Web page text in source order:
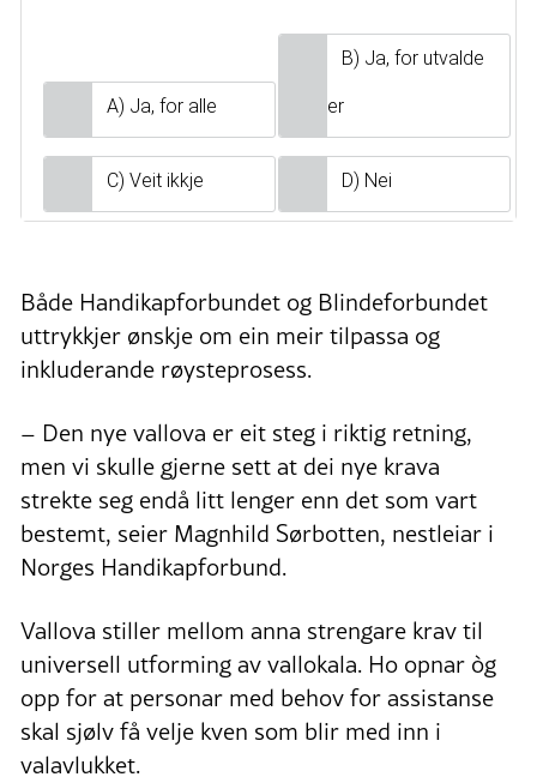
A) Ja, for alle
B) Ja, for utvalde
grupper
C) Veit ikkje D) Nei
Både Handikapforbundet og Blindeforbundet
uttrykkjer ønskje om ein meir tilpassa og
inkluderande røysteprosess.
– Den nye vallova er eit steg i riktig retning,
men vi skulle gjerne sett at dei nye krava
strekte seg endå litt lenger enn det som vart
bestemt, seier Magnhild Sørbotten, nestleiar i
Norges Handikapforbund.
Vallova stiller mellom anna strengare krav til
universell utforming av vallokala. Ho opnar òg
opp for at personar med behov for assistanse
skal sjølv få velje kven som blir med inn i
valavlukket.